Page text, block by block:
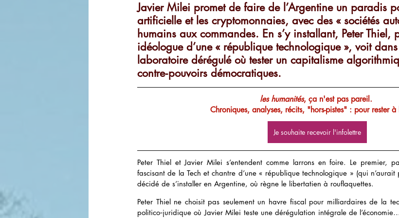
Javier Milei promet de faire de l’Argentine un paradis
artificielle et les cryptomonnaies, avec des « sociétés
humains aux commandes. En s’y installant, Peter Thiel,
idéologue d’une « république technologique », voit
laboratoire dérégulé où tester un capitalisme
contre‑pouvoirs démocratiques.
les humanités, ça n'est pas pareil.
Chroniques, analyses, récits, "hors-pistes" : pour rester
Je souhaite recevoir l'infolettre
Peter Thiel et Javier Milei s’entendent comme larrons en foire. Le premier,
fascisant de la Tech et chantre d’une « république technologique » (qui
décidé de s’installer en Argentine, où règne le libertatien à rouflaquettes.
Peter Thiel ne choisit pas seulement un havre fiscal pour milliardaires de la
politico‑juridique où Javier Milei teste une dérégulation intégrale de